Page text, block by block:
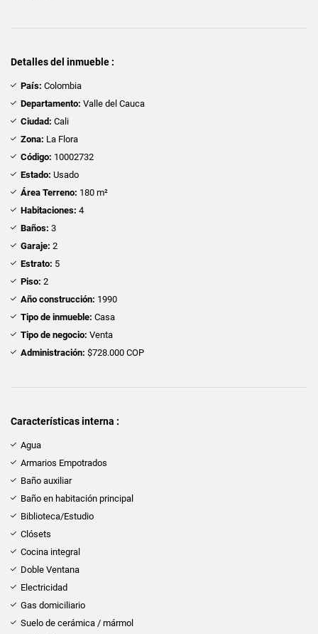
Detalles del inmueble :
País: Colombia
Departamento: Valle del Cauca
Ciudad: Cali
Zona: La Flora
Código: 10002732
Estado: Usado
Área Terreno: 180 m²
Habitaciones: 4
Baños: 3
Garaje: 2
Estrato: 5
Piso: 2
Año construcción: 1990
Tipo de inmueble: Casa
Tipo de negocio: Venta
Administración: $728.000 COP
Características interna :
Agua
Armarios Empotrados
Baño auxiliar
Baño en habitación principal
Biblioteca/Estudio
Clósets
Cocina integral
Doble Ventana
Electricidad
Gas domiciliario
Suelo de cerámica / mármol